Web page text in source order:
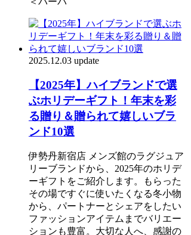
2025.12.03 update
【2025年】ハイブランドで選
ぶホリデーギフト！年末を彩
る贈り＆贈られて嬉しいブラ
ンド10選
伊勢丹新宿店 メンズ館のラグジュア
リーブランドから、2025年のホリデ
ーギフトをご紹介します。もらった
その場ですぐに使いたくなる冬小物
から、パートナーとシェアをしたい
ファッションアイテムまでバリエー
ションも豊富。大切な人へ、感謝の